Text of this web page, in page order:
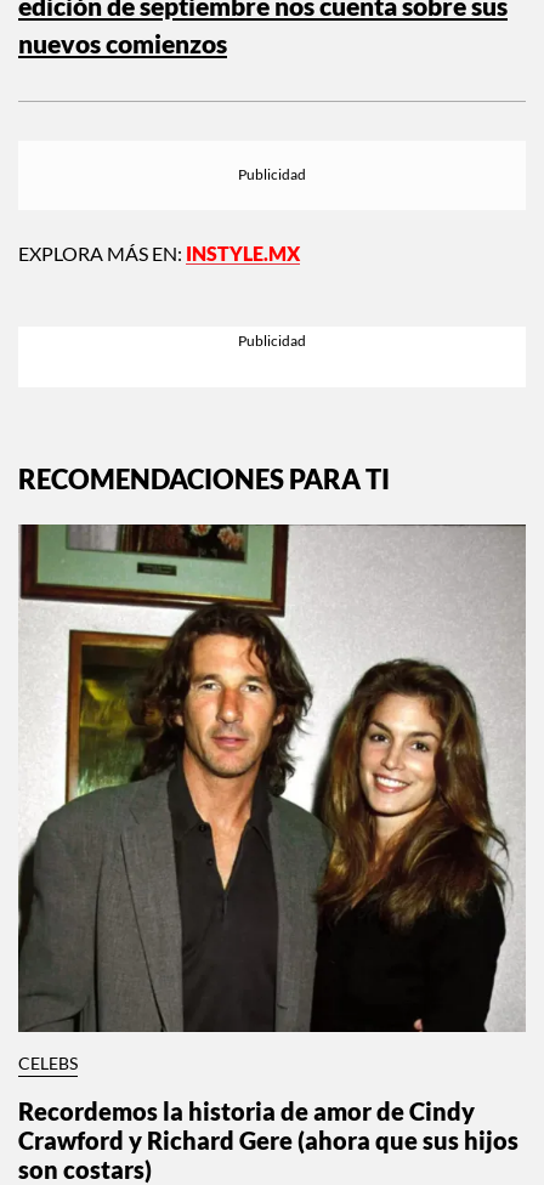
nuevos comienzos
EXPLORA MÁS EN: INSTYLE.MX
RECOMENDACIONES PARA TI
CELEBS
Recordemos la historia de amor de Cindy
Crawford y Richard Gere (ahora que sus hijos
son costars)